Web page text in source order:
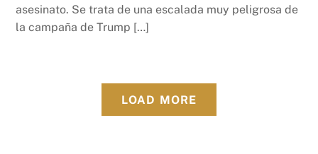
asesinato. Se trata de una escalada muy peligrosa de
la campaña de Trump […]
LOAD MORE